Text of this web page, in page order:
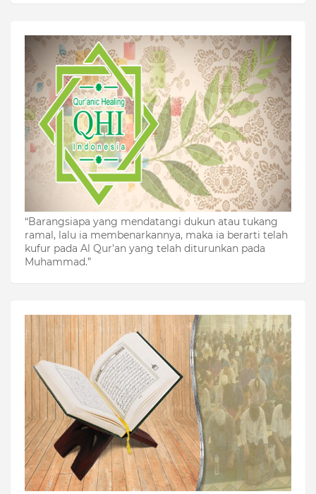
“Barangsiapa yang mendatangi dukun atau tukang
ramal, lalu ia membenarkannya, maka ia berarti telah
kufur pada Al Qur’an yang telah diturunkan pada
Muhammad.”